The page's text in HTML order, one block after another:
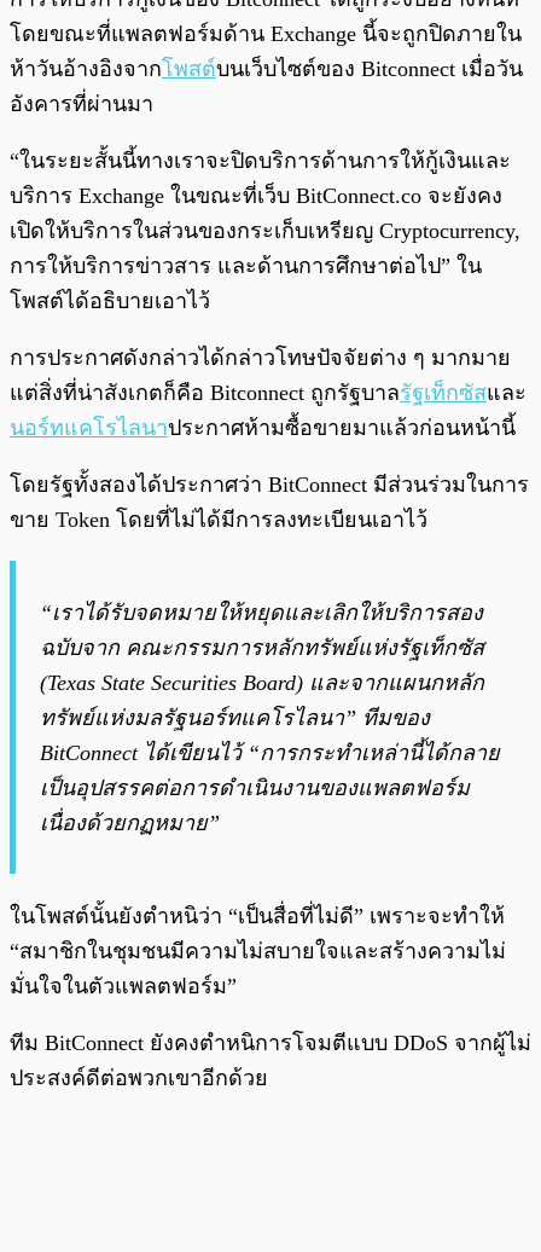
โดยขณะที่แพลตฟอร์มด้าน Exchange นี้จะถูกปิดภายใน
ห้าวันอ้างอิงจากโพสต์บนเว็บไซต์ของ Bitconnect เมื่อวัน
อังคารที่ผ่านมา
“ในระยะสั้นนี้ทางเราจะปิดบริการด้านการให้กู้เงินและ
บริการ Exchange ในขณะที่เว็บ BitConnect.co จะยังคง
เปิดให้บริการในส่วนของกระเก็บเหรียญ Cryptocurrency,
การให้บริการข่าวสาร และด้านการศึกษาต่อไป” ใน
โพสต์ได้อธิบายเอาไว้
การประกาศดังกล่าวได้กล่าวโทษปัจจัยต่าง ๆ มากมาย
แต่สิ่งที่น่าสังเกตก็คือ Bitconnect ถูกรัฐบาลรัฐเท็กซัสและ
นอร์ทแคโรไลนาประกาศห้ามซื้อขายมาแล้วก่อนหน้านี้
โดยรัฐทั้งสองได้ประกาศว่า BitConnect มีส่วนร่วมในการ
ขาย Token โดยที่ไม่ได้มีการลงทะเบียนเอาไว้
“เราได้รับจดหมายให้หยุดและเลิกให้บริการสอง
ฉบับจาก คณะกรรมการหลักทรัพย์แห่งรัฐเท็กซัส
(Texas State Securities Board) และจากแผนกหลัก
ทรัพย์แห่งมลรัฐนอร์ทแคโรไลนา” ทีมของ
BitConnect ได้เขียนไว้ “การกระทำเหล่านี้ได้กลาย
เป็นอุปสรรคต่อการดำเนินงานของแพลตฟอร์ม
เนื่องด้วยกฏหมาย”
ในโพสต์นั้นยังตำหนิว่า “เป็นสื่อที่ไม่ดี” เพราะจะทำให้
“สมาชิกในชุมชนมีความไม่สบายใจและสร้างความไม่
มั่นใจในตัวแพลตฟอร์ม”
ทีม BitConnect ยังคงตำหนิการโจมตีแบบ DDoS จากผู้ไม่
ประสงค์ดีต่อพวกเขาอีกด้วย